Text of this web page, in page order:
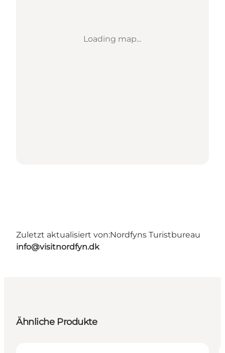
Loading map...
Zuletzt aktualisiert von:Nordfyns Turistbureau
info@visitnordfyn.dk
Ähnliche Produkte